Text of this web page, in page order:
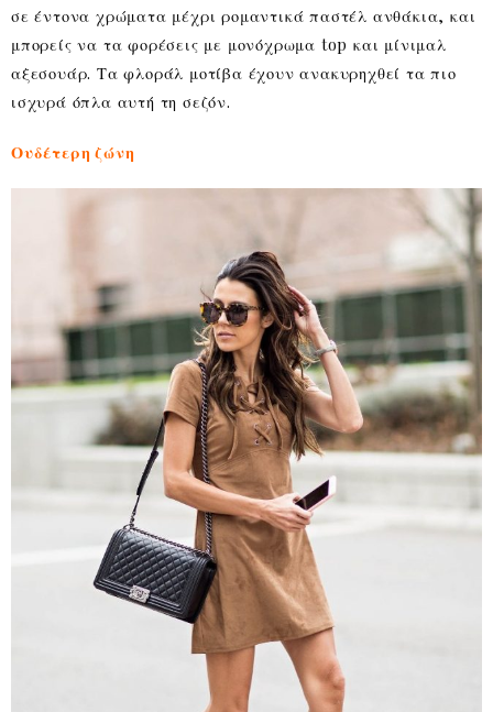
σε έντονα χρώματα μέχρι ρομαντικά παστέλ ανθάκια, και
μπορείς να τα φορέσεις με μονόχρωμα top και μίνιμαλ
αξεσουάρ. Τα φλοράλ μοτίβα έχουν ανακυρηχθεί τα πιο
ισχυρά όπλα αυτή τη σεζόν.
Ουδέτερη ζώνη